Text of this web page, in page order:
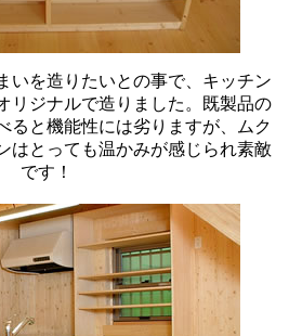
いを造りたいとの事で、キッチン
リジナルで造りました。既製品の
ると機能性には劣りますが、ムク
はとっても温かみが感じられ素敵
です！